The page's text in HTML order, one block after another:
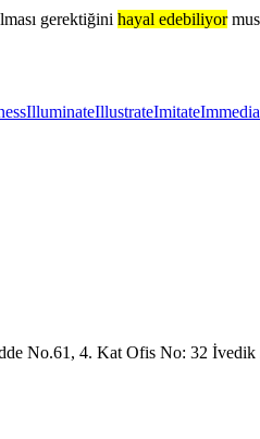
gerektiğini hayal edebiliyor
IlluminateIllustrateImitate
No.61, 4. Kat Ofis No: 32